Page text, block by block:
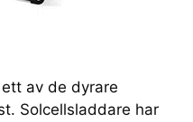
av de dyrare
Solcellsladdare har